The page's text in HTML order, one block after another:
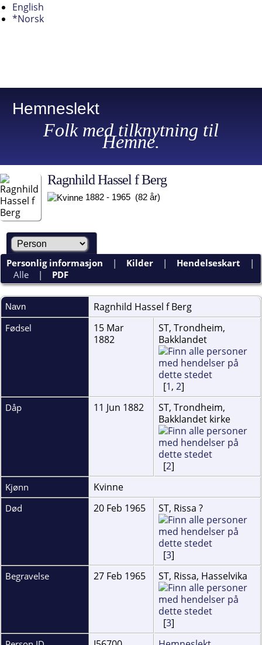
English
*Norsk
Hemneslekt
Folk med tilknytning til
Hemne.
Ragnhild Hassel f Berg
1882 - 1965 (82 år)
Personlig informasjon | Kilder | Hendelseskart |
Alle | PDF
Navn Ragnhild Hassel f Berg
Fødsel
15 Mar
1882
ST, Trondheim,
Bakklandet
[1, 2]
Dåp 11 Jun 1882
ST, Trondheim,
Bakklandet kirke
[2]
Kjønn Kvinne
Død 20 Feb 1965 ST, Rissa ?
[3]
Begravelse 27 Feb 1965 ST, Rissa, Hasselvika
[3]